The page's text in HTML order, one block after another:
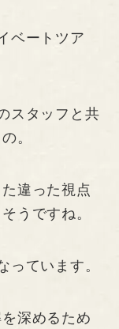
ベートツア
スタッフと共
。
違った視点
うですね。
っています。
深めるため